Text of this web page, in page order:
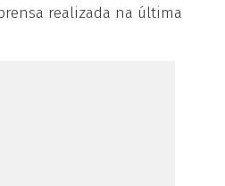
realizada na última